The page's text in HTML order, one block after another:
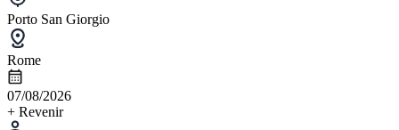
Porto San Giorgio
Rome
07/08/2026
+ Revenir